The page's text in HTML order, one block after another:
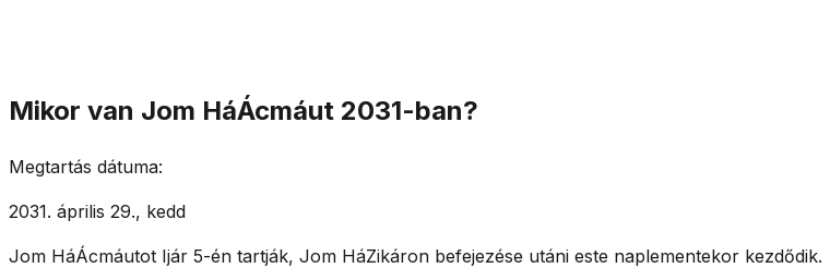
Mikor van Jom HáÁcmáut 2031-ban?
Megtartás dátuma:
2031. április 29., kedd
Jom HáÁcmáutot Ijár 5-én tartják, Jom HáZikáron befejezése utáni este naplementekor kezdődik.